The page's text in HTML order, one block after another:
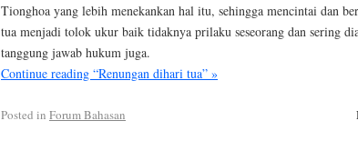
Tionghoa yang lebih menekankan hal itu, sehingga mencintai dan
tua menjadi tolok ukur baik tidaknya prilaku seseorang dan sering
tanggung jawab hukum juga.
Continue reading “Renungan dihari tua” »
Posted in Forum Bahasan